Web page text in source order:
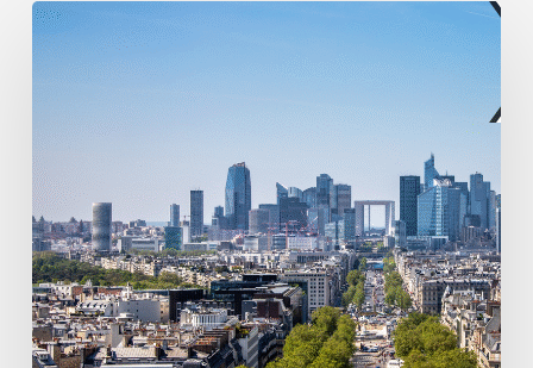
Paris
La
Défense
consultation
pour
l’entretien
et
la
valorisation
de